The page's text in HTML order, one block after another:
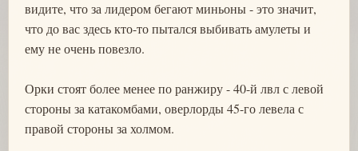
видите, что за лидером бегают миньоны - это значит,
что до вас здесь кто-то пытался выбивать амулеты и
ему не очень повезло.
Орки стоят более менее по ранжиру - 40-й лвл с левой
стороны за катакомбами, оверлорды 45-го левела с
правой стороны за холмом.